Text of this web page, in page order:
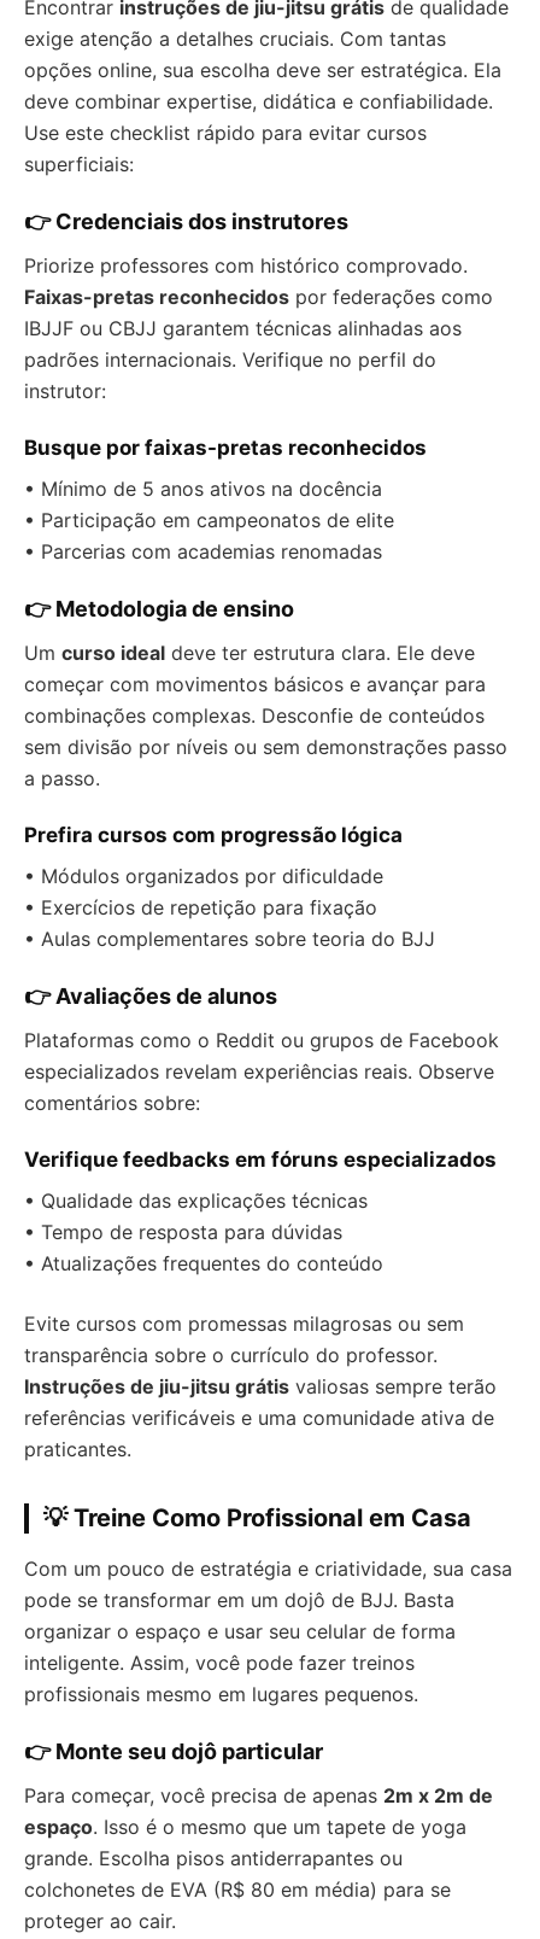
Encontrar instruções de jiu-jitsu grátis de qualidade
exige atenção a detalhes cruciais. Com tantas
opções online, sua escolha deve ser estratégica. Ela
deve combinar expertise, didática e confiabilidade.
Use este checklist rápido para evitar cursos
superficiais:
👉 Credenciais dos instrutores
Priorize professores com histórico comprovado.
Faixas-pretas reconhecidos por federações como
IBJJF ou CBJJ garantem técnicas alinhadas aos
padrões internacionais. Verifique no perfil do
instrutor:
Busque por faixas-pretas reconhecidos
• Mínimo de 5 anos ativos na docência
• Participação em campeonatos de elite
• Parcerias com academias renomadas
👉 Metodologia de ensino
Um curso ideal deve ter estrutura clara. Ele deve
começar com movimentos básicos e avançar para
combinações complexas. Desconfie de conteúdos
sem divisão por níveis ou sem demonstrações passo
a passo.
Prefira cursos com progressão lógica
• Módulos organizados por dificuldade
• Exercícios de repetição para fixação
• Aulas complementares sobre teoria do BJJ
👉 Avaliações de alunos
Plataformas como o Reddit ou grupos de Facebook
especializados revelam experiências reais. Observe
comentários sobre:
Verifique feedbacks em fóruns especializados
• Qualidade das explicações técnicas
• Tempo de resposta para dúvidas
• Atualizações frequentes do conteúdo
Evite cursos com promessas milagrosas ou sem
transparência sobre o currículo do professor.
Instruções de jiu-jitsu grátis valiosas sempre terão
referências verificáveis e uma comunidade ativa de
praticantes.
💡 Treine Como Profissional em Casa
Com um pouco de estratégia e criatividade, sua casa
pode se transformar em um dojô de BJJ. Basta
organizar o espaço e usar seu celular de forma
inteligente. Assim, você pode fazer treinos
profissionais mesmo em lugares pequenos.
👉 Monte seu dojô particular
Para começar, você precisa de apenas 2m x 2m de
espaço. Isso é o mesmo que um tapete de yoga
grande. Escolha pisos antiderrapantes ou
colchonetes de EVA (R$ 80 em média) para se
proteger ao cair.